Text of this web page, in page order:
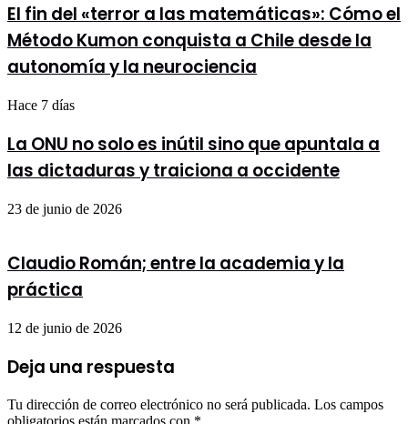
El fin del «terror a las matemáticas»: Cómo el
Método Kumon conquista a Chile desde la
autonomía y la neurociencia
Hace 7 días
La ONU no solo es inútil sino que apuntala a
las dictaduras y traiciona a occidente
23 de junio de 2026
Claudio Román; entre la academia y la
práctica
12 de junio de 2026
Deja una respuesta
Tu dirección de correo electrónico no será publicada. Los campos